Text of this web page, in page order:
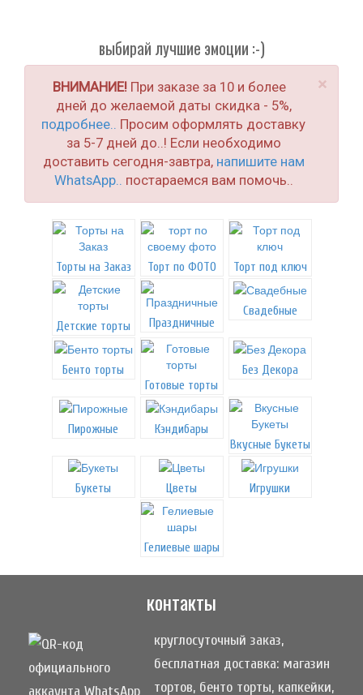
выбирай лучшие эмоции :-)
×
ВНИМАНИЕ!При заказе за 10 и более
дней до желаемой даты скидка - 5%,
подробнее..
Просим оформлять доставку
за 5-7 дней до..! Если необходимо
доставить сегодня-завтра, напишите нам
WhatsApp..
постараемся вам помочь..
Торты на Заказ Торт по ФОТО Торт под ключ
Детские торты Праздничные
Свадебные
Бенто торты
Готовые торты
Без Декора
Пирожные
Кэндибары
Вкусные Букеты
Букеты Цветы Игрушки
Гелиевые шары
контакты
круглосуточный заказ,
бесплатная доставка: магазин
тортов, бенто торты, капкейки,